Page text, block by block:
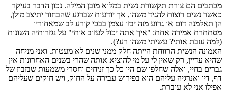
מכתבים הם צורת תקשורת נשית במלוא מובן המילה. נכון הדבר בעיקר
כאשר נשים רוצות להגיד משהו, אך יודעות שברגע שהבחור יתיצב מולן,
הן תאלמנה דום או גרוע מזה יבזו עצמן בבכי קורע לב שמאחוריו
מסתתרת אמירה אחת: "איך אתה יכול לעזוב אותי" על נגזרותיה השונות
(למה עזבת אותי? עשיתי משהו רע?).
האמונה הנשית הרווחת הייתה חלק ממני שנים לא מעטות. ואני מניחה
שהיא עדיין, רק שאין לי על מי להוציא אותה שהרי בשנים האחרונות אין
גברים בחיי, ואלה שחלפו שם היו כל כך זניחים וחסרי משמעות שבזבוז של
דף, דיו ואנרגיה עליהם הוא בפירוש עבירה על החוק, ויש חוקים שעליהם
אפילו אני לא עוברת.